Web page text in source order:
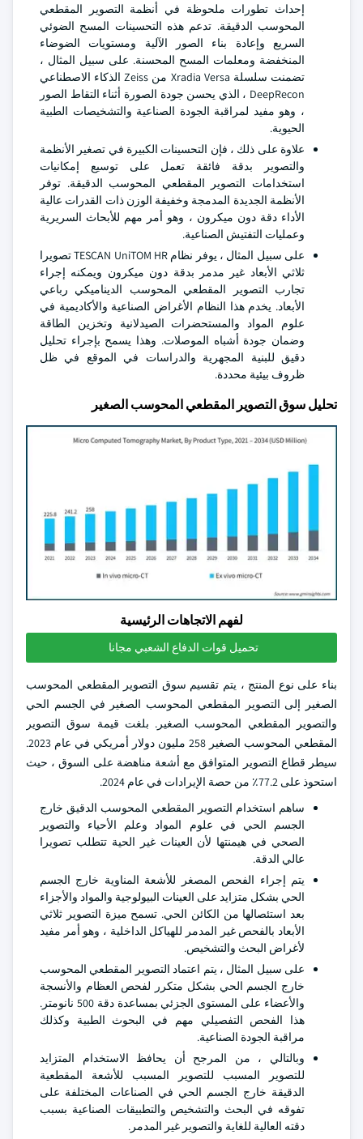
إحداث تطورات ملحوظة في أنظمة التصوير المقطعي
المحوسب الدقيقة. تدعم هذه التحسينات المسح الضوئي
السريع وإعادة بناء الصور الآلية ومستويات الضوضاء
المنخفضة ومعلمات المسح المحسنة. على سبيل المثال ،
تضمنت سلسلة Xradia Versa من Zeiss الذكاء الاصطناعي
DeepRecon ، الذي يحسن جودة الصورة أثناء التقاط الصور
، وهو مفيد لمراقبة الجودة الصناعية والتشخيصات الطبية
الحيوية.
علاوة على ذلك ، فإن التحسينات الكبيرة في تصغير الأنظمة
والتصوير بدقة فائقة تعمل على توسيع إمكانيات
استخدامات التصوير المقطعي المحوسب الدقيقة. توفر
الأنظمة الجديدة المدمجة وخفيفة الوزن ذات القدرات عالية
الأداء دقة دون ميكرون ، وهو أمر مهم للأبحاث السريرية
وعمليات التفتيش الصناعية.
على سبيل المثال ، يوفر نظام TESCAN UniTOM HR تصويرا
ثلاثي الأبعاد غير مدمر بدقة دون ميكرون ويمكنه إجراء
تجارب التصوير المقطعي المحوسب الديناميكي رباعي
الأبعاد. يخدم هذا النظام الأغراض الصناعية والأكاديمية في
علوم المواد والمستحضرات الصيدلانية وتخزين الطاقة
وضمان جودة أشباه الموصلات. وهذا يسمح بإجراء تحليل
دقيق للبنية المجهرية والدراسات في الموقع في ظل
ظروف بيئية محددة.
تحليل سوق التصوير المقطعي المحوسب الصغير
لفهم الاتجاهات الرئيسية
تحميل قوات الدفاع الشعبي مجانا
بناء على نوع المنتج ، يتم تقسيم سوق التصوير المقطعي المحوسب
الصغير إلى التصوير المقطعي المحوسب الصغير في الجسم الحي
والتصوير المقطعي المحوسب الصغير. بلغت قيمة سوق التصوير
المقطعي المحوسب الصغير 258 مليون دولار أمريكي في عام 2023.
سيطر قطاع التصوير المتوافق مع أشعة مناهضة على السوق ، حيث
استحوذ على 77.2٪ من حصة الإيرادات في عام 2024.
ساهم استخدام التصوير المقطعي المحوسب الدقيق خارج
الجسم الحي في علوم المواد وعلم الأحياء والتصوير
الصحي في هيمنتها لأن العينات غير الحية تتطلب تصويرا
عالي الدقة.
يتم إجراء الفحص المصغر للأشعة المناوية خارج الجسم
الحي بشكل متزايد على العينات البيولوجية والمواد والأجزاء
بعد استئصالها من الكائن الحي. تسمح ميزة التصوير ثلاثي
الأبعاد بالفحص غير المدمر للهياكل الداخلية ، وهو أمر مفيد
لأغراض البحث والتشخيص.
على سبيل المثال ، يتم اعتماد التصوير المقطعي المحوسب
خارج الجسم الحي بشكل متكرر لفحص العظام والأنسجة
والأعضاء على المستوى الجزئي بمساعدة دقة 500 نانومتر.
هذا الفحص التفصيلي مهم في البحوث الطبية وكذلك
مراقبة الجودة الصناعية.
وبالتالي ، من المرجح أن يحافظ الاستخدام المتزايد
للتصوير المسبب للتصوير المسبب للأشعة المقطعية
الدقيقة خارج الجسم الحي في الصناعات المختلفة على
تفوقه في البحث والتشخيص والتطبيقات الصناعية بسبب
دقته العالية للغاية والتصوير غير المدمر.